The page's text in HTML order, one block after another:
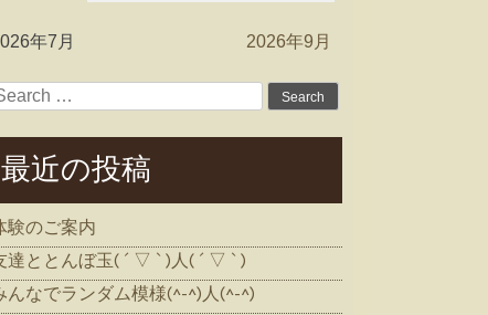
年7月 2026年9月
最近の投稿
験のご案内
達ととんぼ玉( ´ ▽ ` )人( ´ ▽ ` )
んなでランダム模様(^-^)人(^-^)